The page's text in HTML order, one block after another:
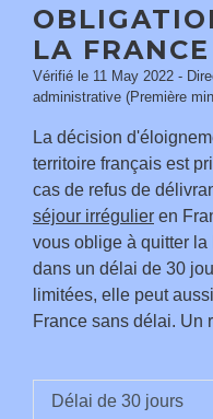
LA
Vérifié le 11 May 2022 -
administrative (Première
La décision
territoire français est
cas de refus de
séjour irrégulier en
vous oblige à quitter
dans un délai de 30
limitées, elle peut
France sans délai. Un
Délai de 30 jours